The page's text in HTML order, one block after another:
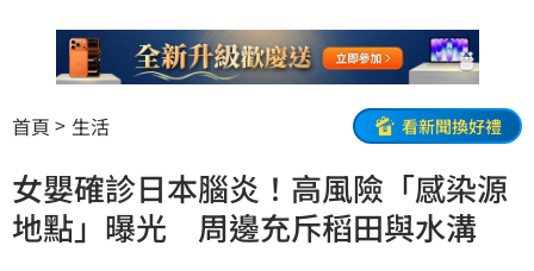
首頁 生活 看新聞換好禮
女嬰確診日本腦炎！高風險「感染源
地點」曝光 周邊充斥稻田與水溝